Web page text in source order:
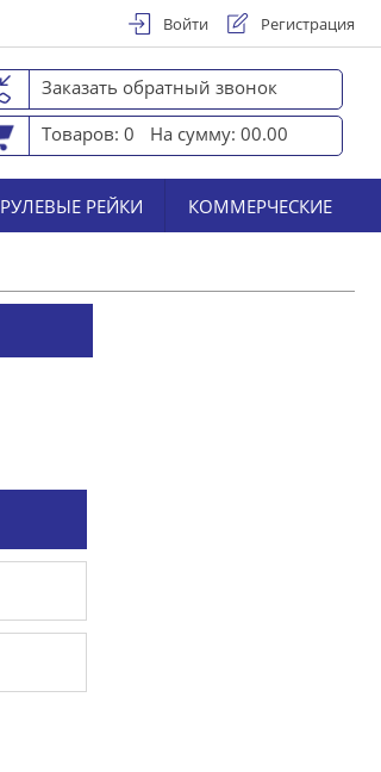
Войти Регистрация
Заказать обратный звонок
Товаров: 0
На сумму: 00.00
РУЛЕВЫЕ РЕЙКИ КОММЕРЧЕСКИЕ